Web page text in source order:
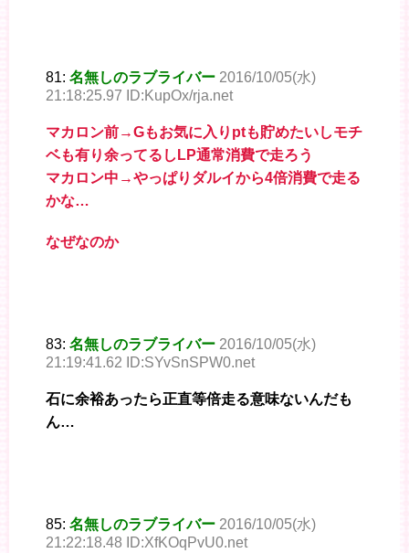
81: 名無しのラブライバー 2016/10/05(水)
21:18:25.97 ID:KupOx/rja.net
マカロン前→Gもお気に入りptも貯めたいしモチ
ベも有り余ってるしLP通常消費で走ろう
マカロン中→やっぱりダルイから4倍消費で走る
かな…
なぜなのか
83: 名無しのラブライバー 2016/10/05(水)
21:19:41.62 ID:SYvSnSPW0.net
石に余裕あったら正直等倍走る意味ないんだも
ん…
85: 名無しのラブライバー 2016/10/05(水)
21:22:18.48 ID:XfKOqPvU0.net